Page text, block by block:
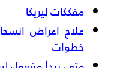
مفككات ليريكا
خطوات